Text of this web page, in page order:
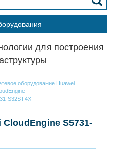
для построения
оборудование Huawei
S32ST4X
S5731-